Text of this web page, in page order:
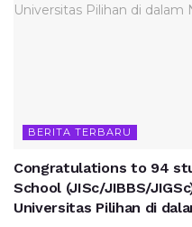
BERITA TERBARU
Congratulations to 94
School (JISc/JIBBS/
Universitas Pilihan di